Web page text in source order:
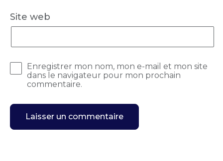
Site web
Enregistrer mon nom, mon e-mail et mon site
dans le navigateur pour mon prochain
commentaire.